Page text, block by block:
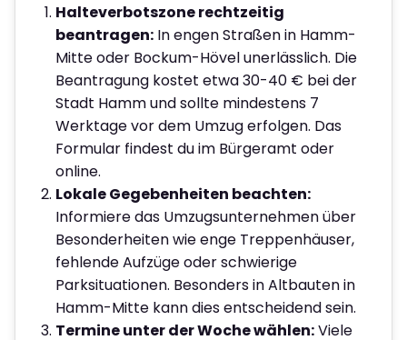
Halteverbotszone rechtzeitig
beantragen: In engen Straßen in Hamm-
Mitte oder Bockum-Hövel unerlässlich. Die
Beantragung kostet etwa 30-40 € bei der
Stadt Hamm und sollte mindestens 7
Werktage vor dem Umzug erfolgen. Das
Formular findest du im Bürgeramt oder
online.
Lokale Gegebenheiten beachten:
Informiere das Umzugsunternehmen über
Besonderheiten wie enge Treppenhäuser,
fehlende Aufzüge oder schwierige
Parksituationen. Besonders in Altbauten in
Hamm-Mitte kann dies entscheidend sein.
Termine unter der Woche wählen:Viele